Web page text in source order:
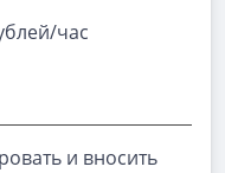
час
и вносить